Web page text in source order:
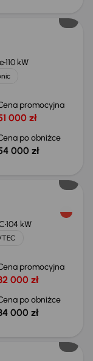
110 kW
promocyjna
000 zł
po obniżce
000 zł
104 kW
promocyjna
000 zł
po obniżce
000 zł